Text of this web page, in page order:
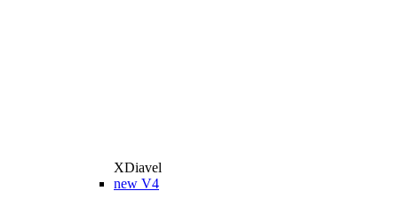
XDiavel
new V4